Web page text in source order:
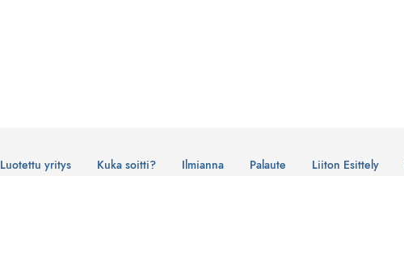
Luotettu yritys Kuka soitti? Ilmianna Palaute Liiton Esittely